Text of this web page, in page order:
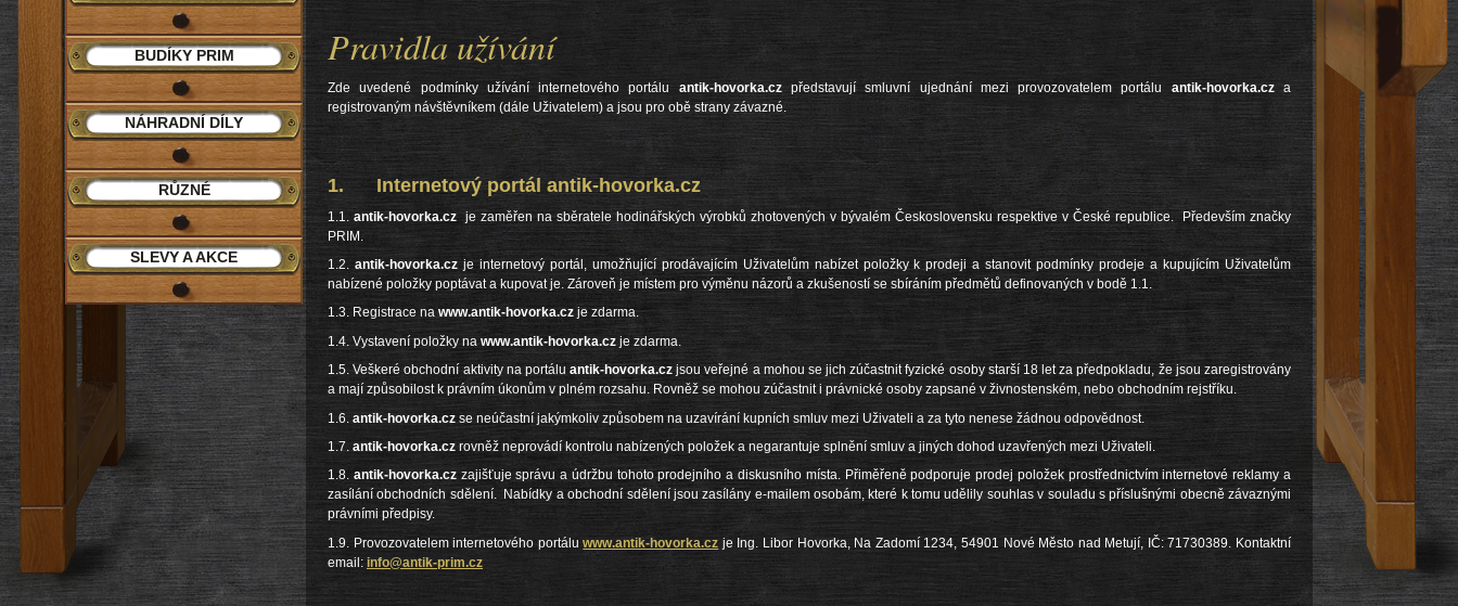
Pravidla užívání
Zde uvedené podmínky užívání internetového portálu antik-hovorka.czpředstavují smluvní ujednání mezi provozovatelem portálu antik-hovorka.cza
registrovaným návštěvníkem (dále Uživatelem) a jsou pro obě strany závazné.
1. Internetový portál antik-hovorka.cz
1.1. antik-hovorka.cz je zaměřen na sběratele hodinářských výrobků zhotovených v bývalém Československu respektive v České republice. Především značky
PRIM.
1.2. antik-hovorka.czje internetový portál, umožňující prodávajícím Uživatelům nabízet položky k prodeji a stanovit podmínky prodeje a kupujícím Uživatelům
nabízené položky poptávat a kupovat je. Zároveň je místem pro výměnu názorů a zkušeností se sbíráním předmětů definovaných v bodě 1.1.
1.3. Registrace na www.antik-hovorka.cz je zdarma.
1.4. Vystavení položky na www.antik-hovorka.cz je zdarma.
1.5. Veškeré obchodní aktivity na portáluantik-hovorka.cz jsou veřejné a mohou se jich zúčastnit fyzické osoby starší 18 let za předpokladu, že jsou zaregistrovány
a mají způsobilost k právním úkonům v plném rozsahu. Rovněž se mohou zúčastnit i právnické osoby zapsané v živnostenském, nebo obchodním rejstříku.
1.6. antik-hovorka.cz se neúčastní jakýmkoliv způsobem na uzavírání kupních smluv mezi Uživateli a za tyto nenese žádnou odpovědnost.
1.7. antik-hovorka.cz rovněž neprovádí kontrolu nabízených položek a negarantuje splnění smluv a jiných dohod uzavřených mezi Uživateli.
1.8. antik-hovorka.czzajišťuje správu a údržbu tohoto prodejního a diskusního místa. Přiměřeně podporuje prodej položek prostřednictvím internetové reklamy a
zasílání obchodních sdělení. Nabídky a obchodní sdělení jsou zasílány e-mailem osobám, které k tomu udělily souhlas v souladu s příslušnými obecně závaznými
právními předpisy.
1.9. Provozovatelem internetového portáluwww.antik-hovorka.cz je Ing. Libor Hovorka, Na Zadomí 1234, 54901 Nové Město nad Metují, IČ: 71730389. Kontaktní
email: info@antik-prim.cz
BUDÍKY PRIM
NÁHRADNÍ DÍLY
RŮZNÉ
SLEVY A AKCE